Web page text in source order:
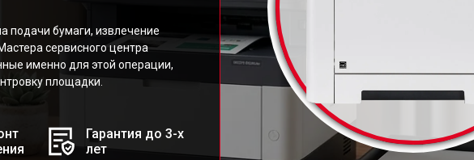
подачи бумаги, извлечение
сервисного центра
именно для этой операции,
площадки.
Гарантия до 3-х
лет